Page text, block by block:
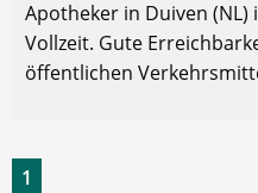
Apotheker in Duiven (NL)
Vollzeit. Gute
öffentlichen
1